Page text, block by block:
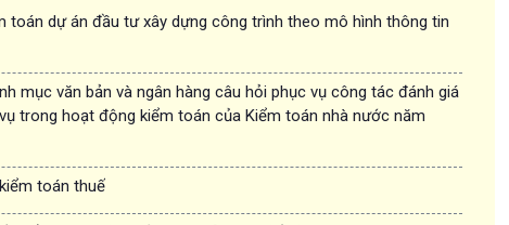
toán dự án đầu tư xây dựng công trình theo mô hình thông tin
mục văn bản và ngân hàng câu hỏi phục vụ công tác đánh giá
trong hoạt động kiểm toán của Kiểm toán nhà nước năm
toán thuế